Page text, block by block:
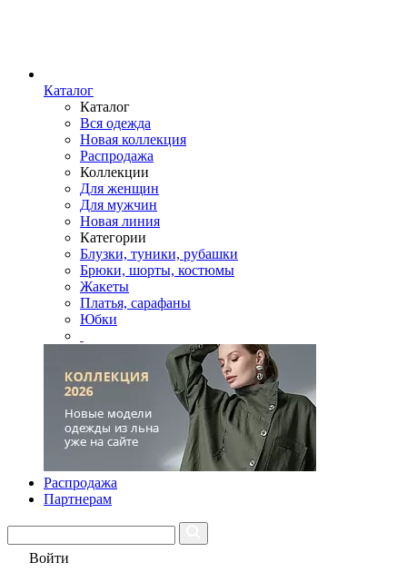
Каталог
Каталог
Вся одежда
Новая коллекция
Распродажа
Коллекции
Для женщин
Для мужчин
Новая линия
Категории
Блузки, туники, рубашки
Брюки, шорты, костюмы
Жакеты
Платья, сарафаны
Юбки
Распродажа
Партнерам
Войти